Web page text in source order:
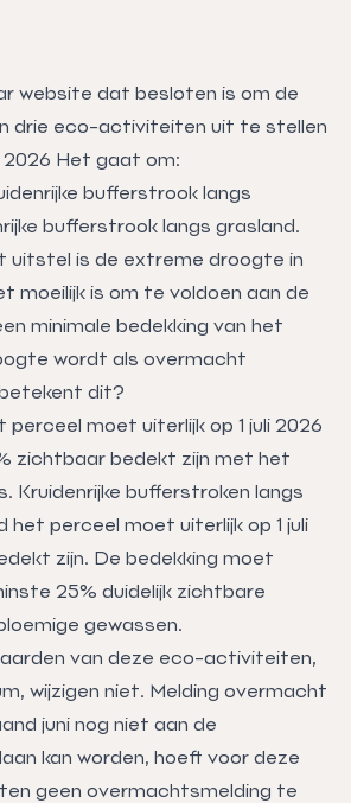
website dat besloten is om de
drie eco-activiteiten uit te stellen
2026 Het gaat om:
bufferstrook langs
bufferstrook langs grasland.
uitstel is de extreme droogte in
moeilijk is om te voldoen aan de
minimale bedekking van het
wordt als overmacht
dit?
perceel moet uiterlijk op 1 juli 2026
zichtbaar bedekt zijn met het
Kruidenrijke bufferstroken langs
het perceel moet uiterlijk op 1 juli
zijn. De bedekking moet
25% duidelijk zichtbare
gewassen.
van deze eco-activiteiten,
wijzigen niet. Melding overmacht
juni nog niet aan de
kan worden, hoeft voor deze
geen overmachtsmelding te